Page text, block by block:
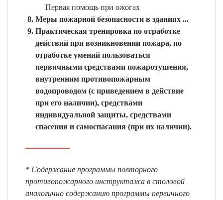
Первая помощь при ожогах
Меры пожарной безопасности в зданиях ...
Практическая тренировка по отработке
действий при возникновении пожара, по
отработке умений пользоваться
первичными средствами пожаротушения,
внутренним противопожарным
водопроводом (с приведением в действие
при его наличии), средствами
индивидуальной защиты, средствами
спасения и самоспасания (при их наличии).
* Содержание программы повторного
противопожарного инструктажа в столовой
аналогично содержанию программы первичного